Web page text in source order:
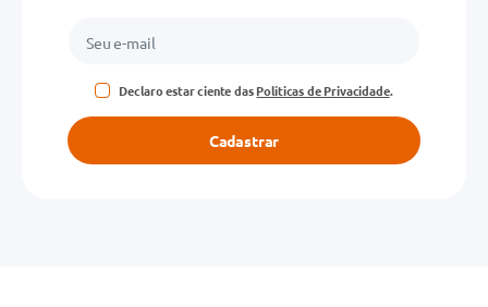
Declaro estar ciente dasPolíticas de Privacidade.
Cadastrar